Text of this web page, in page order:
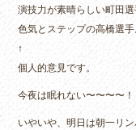
演技力が素晴らしい町田選
色気とステップの高橋選手
↑
個人的意見です。
今夜は眠れない〜〜〜〜！
いやいや、明日は朝一リ